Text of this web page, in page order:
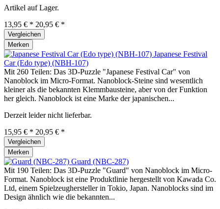
Artikel auf Lager.
13,95 € * 20,95 € *
Vergleichen
Merken
Japanese Festival
Car (Edo type) (NBH-107)
Mit 260 Teilen: Das 3D-Puzzle "Japanese Festival Car" von
Nanoblock im Micro-Format. Nanoblock-Steine sind wesentlich
kleiner als die bekannten Klemmbausteine, aber von der Funktion
her gleich. Nanoblock ist eine Marke der japanischen...
Derzeit leider nicht lieferbar.
15,95 € * 20,95 € *
Vergleichen
Merken
Guard (NBC-287)
Mit 190 Teilen: Das 3D-Puzzle "Guard" von Nanoblock im Micro-
Format. Nanoblock ist eine Produktlinie hergestellt von Kawada Co.
Ltd, einem Spielzeughersteller in Tokio, Japan. Nanoblocks sind im
Design ähnlich wie die bekannten...